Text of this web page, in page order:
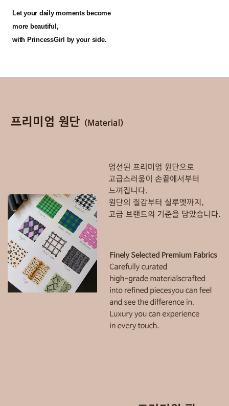
Let your daily moments become
more beautiful,
with PrincessGirl by your side.